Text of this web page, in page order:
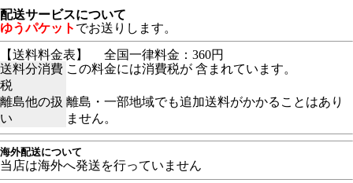
配送サービスについて
ゆうパケット でお送りします。
【送料料金表】
全国一律料金：360円
送料分消費
税
この料金には消費税が 含まれています。
離島他の扱
い
離島・一部地域でも追加送料がかかることはあり
ません。
海外配送について
当店は海外へ発送を行っていません